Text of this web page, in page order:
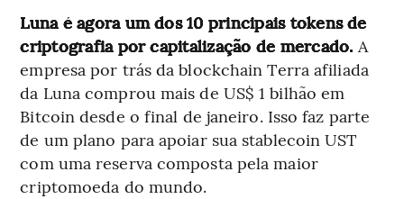
Luna é agora um dos 10 principais tokens de
criptografia por capitalização de mercado. A
empresa por trás da blockchain Terra afiliada
da Luna comprou mais de US$ 1 bilhão em
Bitcoin desde o final de janeiro. Isso faz parte
de um plano para apoiar sua stablecoin UST
com uma reserva composta pela maior
criptomoeda do mundo.